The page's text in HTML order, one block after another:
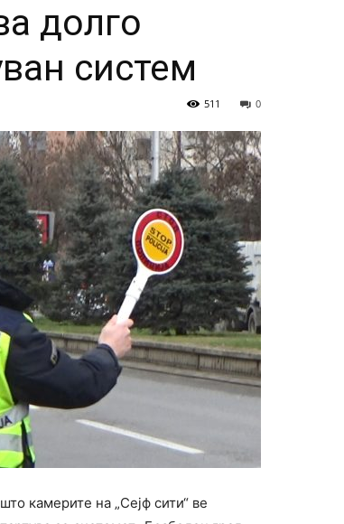
долго
систем
0
511
камерите на „Сејф сити“ ве